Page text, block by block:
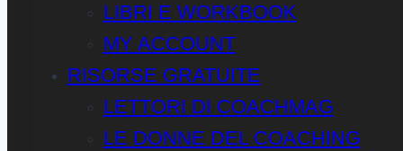
LIBRI E WORKBOOK
MY ACCOUNT
RISORSE GRATUITE
LETTORI DI COACHMAG
LE DONNE DEL COACHING